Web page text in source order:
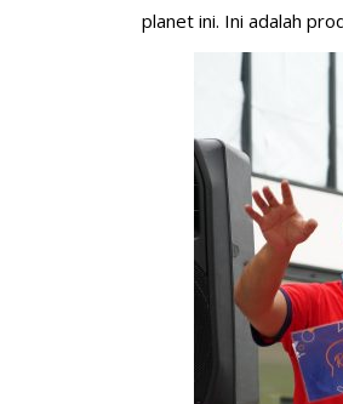
planet ini. Ini adalah